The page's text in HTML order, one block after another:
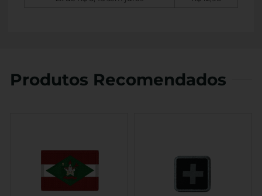
Produtos Recomendados